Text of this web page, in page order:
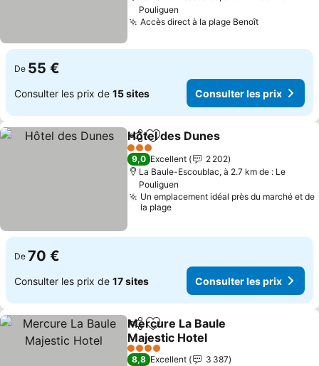
Pouliguen
Accès direct à la plage Benoît
De 55 €
Consulter les prix de 15 sites Consulter les prix
PartagerAjouter à mes favoris
Hôtel des Dunes
3 Étoiles
9,0 Excellent
2 202
La Baule-Escoublac, à 2.7 km de : Le
Pouliguen
Un emplacement idéal près du marché et de
la plage
De 70 €
Consulter les prix de 17 sites Consulter les prix
PartagerAjouter à mes favoris
Mercure La Baule
Majestic Hotel
4 Étoiles
8,8 Excellent
3 387